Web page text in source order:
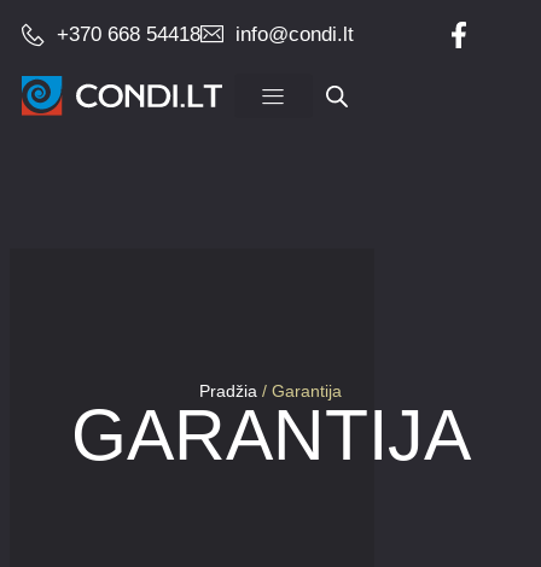
+370 668 54418 info@condi.lt
Pradžia / Garantija
GARANTIJA